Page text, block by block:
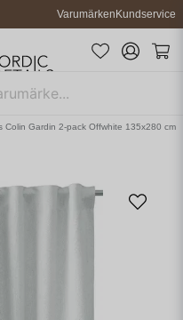
VarumärkenKundservice
Colin Gardin 2-pack Offwhite 135x280 cm